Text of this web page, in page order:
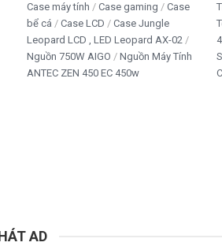
Case máy tính Case gaming
Case
bể cá
Case LCD
Case Jungle
Leopard LCD , LED Leopard AX-02
Nguồn 750W AIGO
Nguồn Máy Tính
ANTEC ZEN 450 EC 450w
AD